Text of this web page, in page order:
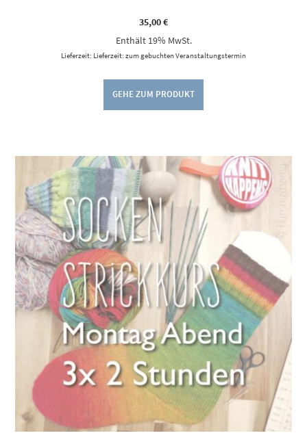
35,00€
Enthält 19% MwSt.
Lieferzeit: Lieferzeit: zum gebuchten Veranstaltungstermin
GEHE ZUM PRODUKT